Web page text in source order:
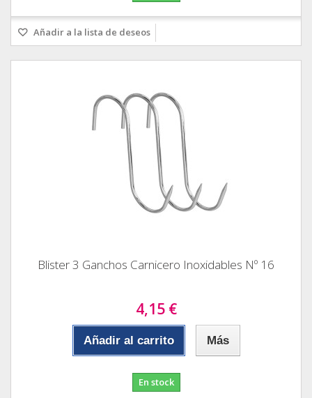
Añadir a la lista de deseos
Blister 3 Ganchos Carnicero Inoxidables Nº 16
4,15 €
Añadir al carrito Más
En stock